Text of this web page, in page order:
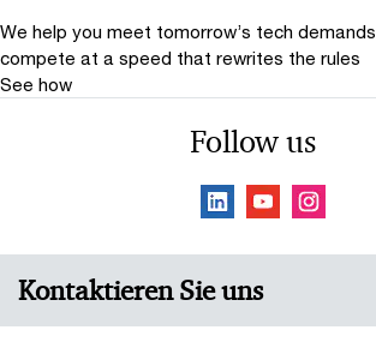
We help you meet tomorrow’s tech demands
compete at a speed that rewrites the rules
See how
Follow us
Kontaktieren Sie uns